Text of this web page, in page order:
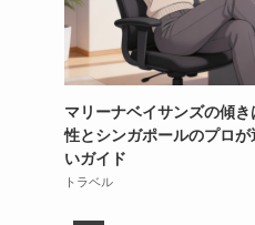
マリーナベイサンズの傾
性とシンガポールのプロ
いガイド
トラベル